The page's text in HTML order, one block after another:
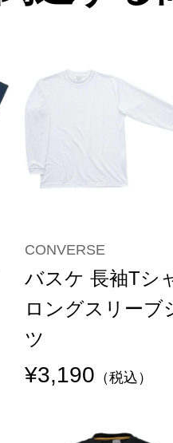
CONVERSE
バスケ 長袖Tシ
ロングスリーブ
ツ
¥3,190 （税込）